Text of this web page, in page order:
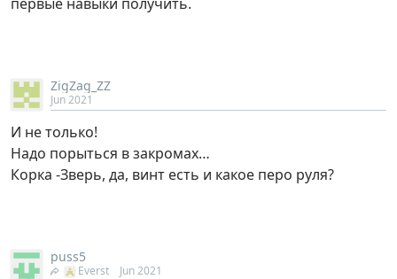
ZigZag_ZZ
Jun 2021
И не только!
Надо порыться в закромах…
Корка -Зверь, да, винт есть и какое перо руля?
puss5
Everst Jun 2021